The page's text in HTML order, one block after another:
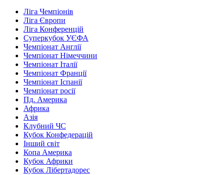
Ліга Чемпіонів
Ліга Європи
Ліга Конференцій
Суперкубок УЄФА
Чемпіонат Англії
Чемпіонат Німеччини
Чемпіонат Італії
Чемпіонат Франції
Чемпіонат Іспанії
Чемпіонат росії
Пд. Америка
Африка
Азія
Клубний ЧС
Кубок Конфедерацій
Інший світ
Копа Америка
Кубок Африки
Кубок Лібертадорес